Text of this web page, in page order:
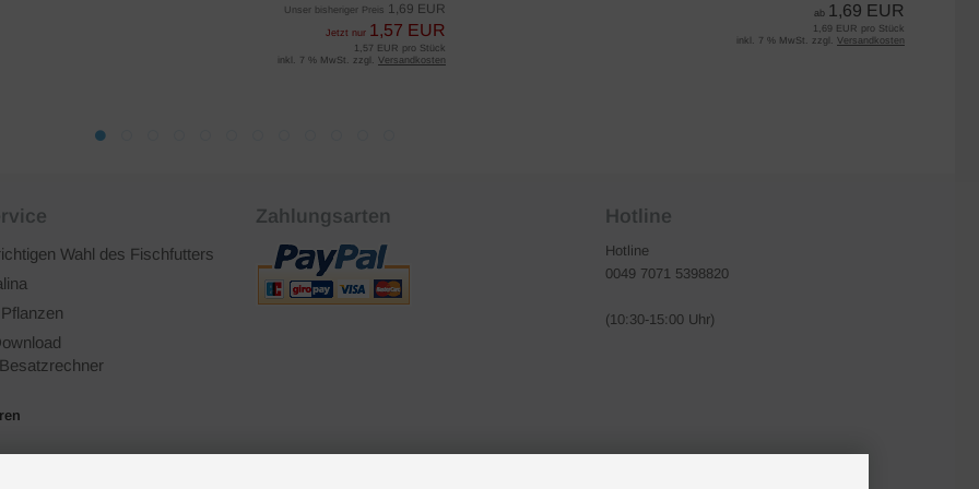
Unser bisheriger Preis 1,69 EUR
Jetzt nur 1,57 EUR
1,57 EUR pro Stück
inkl. 7 % MwSt. zzgl. Versandkosten
ab 1,69 EUR
1,69 EUR pro Stück
inkl. 7 % MwSt. zzgl. Versandkosten
Wahl des Fischfutters
Zahlungsarten Hotline
Hotline
0049 7071 5398820
(10:30-15:00 Uhr)